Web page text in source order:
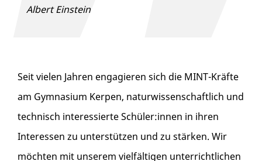
Albert Einstein
Seit vielen Jahren engagieren sich die MINT-Kräfte
am Gymnasium Kerpen, naturwissenschaftlich und
technisch interessierte Schüler:innen in ihren
Interessen zu unterstützen und zu stärken. Wir
möchten mit unserem vielfältigen unterrichtlichen